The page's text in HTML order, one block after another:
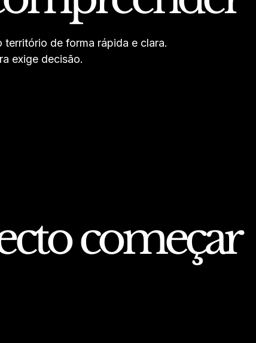
de forma rápida e clara.
exige decisão.
começar